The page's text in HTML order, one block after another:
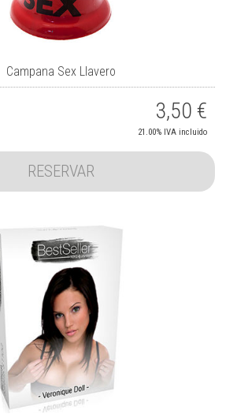
Campana Sex Llavero
3,50 €
21.00% IVA incluido
RESERVAR